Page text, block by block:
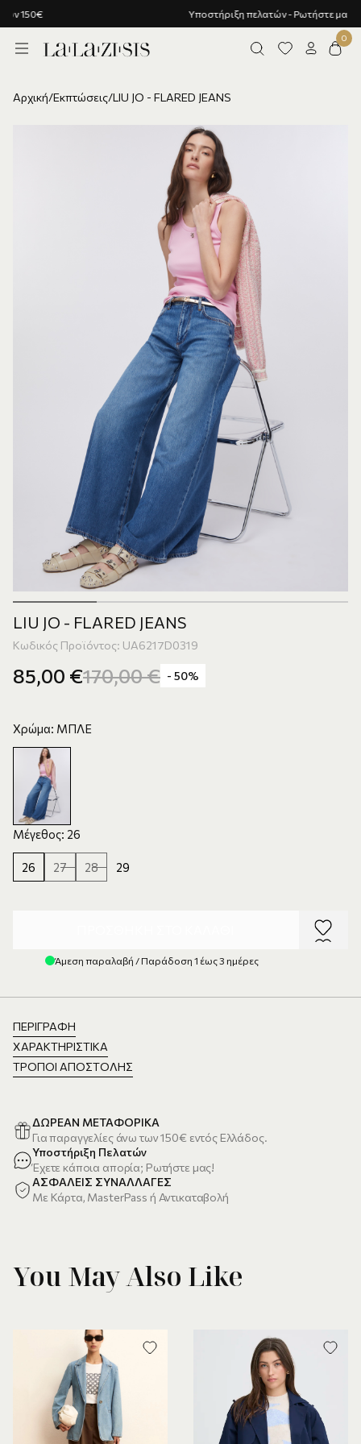
Υποστήριξη πελατών - Ρωτήστε μας!
Αρχική/Εκπτώσεις/LIU JO - FLARED JEANS
LIU JO - FLARED JEANS
Κωδικός Προϊόντος: UA6217D0319
170,00€
85,00 € - 50%
Χρώμα: ΜΠΛΕ
Μέγεθος: 26
26 27 28 29
Άμεση παραλαβή / Παράδοση 1 έως 3 ημέρες
ΠΕΡΙΓΡΑΦΉ
ΧΑΡΑΚΤΗΡΙΣΤΙΚΆ
ΤΡΌΠΟΙ ΑΠΟΣΤΟΛΉΣ
ΔΩΡΕΑΝ ΜΕΤΑΦΟΡΙΚΑ
Για παραγγελίες άνω των 150€ εντός Ελλάδος.
Υποστήριξη Πελατών
Έχετε κάποια απορία; Ρωτήστε μας!
ΑΣΦΑΛΕΙΣ ΣΥΝΑΛΛΑΓΕΣ
Με Κάρτα, MasterPass ή Αντικαταβολή
You May Also Like